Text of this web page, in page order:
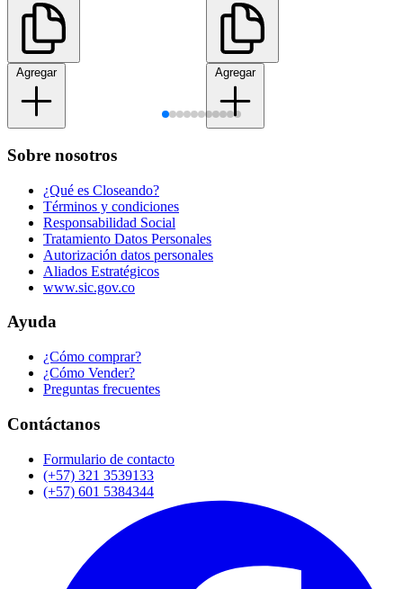
Agregar Agregar
Sobre nosotros
¿Qué es Closeando?
Términos y condiciones
Responsabilidad Social
Tratamiento Datos Personales
Autorización datos personales
Aliados Estratégicos
www.sic.gov.co
Ayuda
¿Cómo comprar?
¿Cómo Vender?
Preguntas frecuentes
Contáctanos
Formulario de contacto
(+57) 321 3539133
(+57) 601 5384344